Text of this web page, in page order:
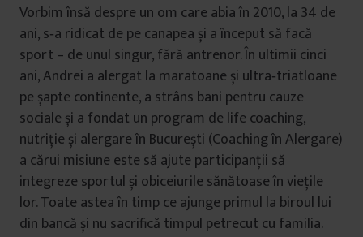
Vorbim însă despre un om care abia în 2010, la 34 de
ani, s‑a ridicat de pe canapea și a început să facă
sport – de unul singur, fără antrenor. În ultimii cinci
ani, Andrei a alergat la maratoane și ultra‑triatloane
pe șapte continente, a strâns bani pentru cauze
sociale și a fondat un program de life coaching,
nutriție și alergare în București (Coaching în Alergare)
a cărui misiune este să ajute participanții să
integreze sportul și obiceiurile sănătoase în viețile
lor. Toate astea în timp ce ajunge primul la biroul lui
din bancă și nu sacrifică timpul petrecut cu familia.